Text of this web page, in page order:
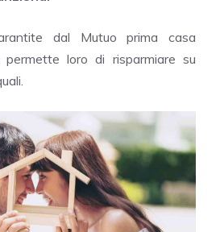
dal Mutuo prima casa
loro di risparmiare su